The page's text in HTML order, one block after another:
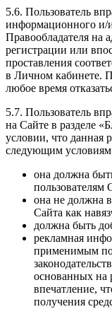
5.6. Пользователь
информационного и/
Правообладателя на
регистрации или
проставления
в Личном кабинете.
любое время
5.7. Пользователь
на Сайте в разделе
условии, что данная
следующим
она должна
пользователям
она не должна
Сайта как
должна быть
рекламная
применимым
основанных на
впечатление,
получения